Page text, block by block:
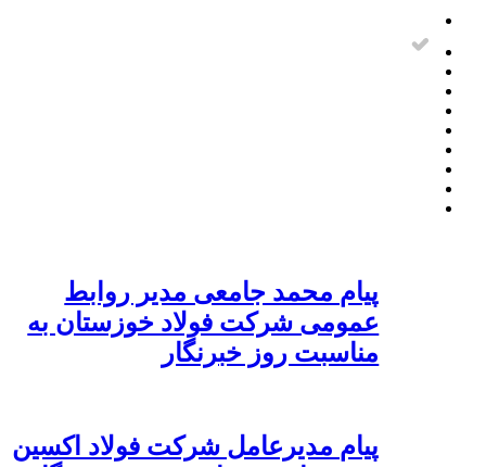
پیام محمد جامعی مدیر روابط
عمومی شرکت فولاد خوزستان به
مناسبت روز خبرنگار
پیام مدیرعامل شرکت فولاد اکسین